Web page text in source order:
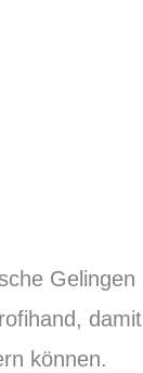
Gelingen
damit
können.